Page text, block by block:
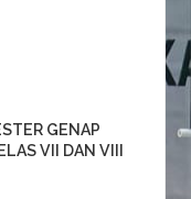
GENAP
VII DAN VIII